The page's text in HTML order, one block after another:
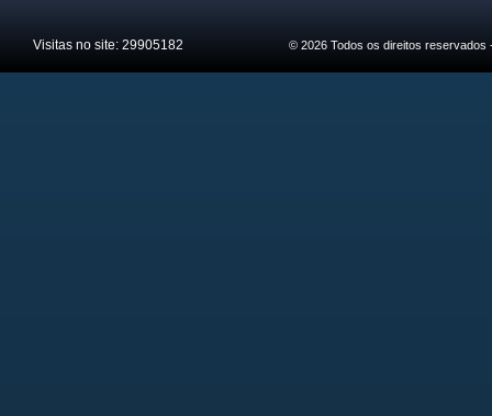
Visitas no site: 29905182 © 2026 Todos os direitos reservados